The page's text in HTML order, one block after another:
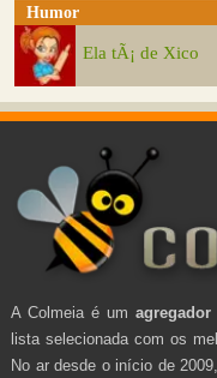
Humor
Ela tÃ¡ de Xico
A Colmeia é um
lista selecionada com os
No ar desde o início de